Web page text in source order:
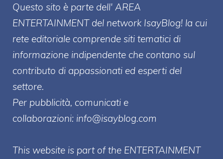
Questo sito è parte dell' AREA
ENTERTAINMENT del network IsayBlog! la cui
rete editoriale comprende siti tematici di
informazione indipendente che contano sul
contributo di appassionati ed esperti del
settore.
Per pubblicità, comunicati e
collaborazioni: info@isayblog.com
This website is part of the ENTERTAINMENT